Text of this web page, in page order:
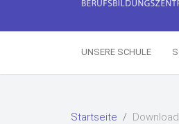
UNSERE SCHULE
Startseite